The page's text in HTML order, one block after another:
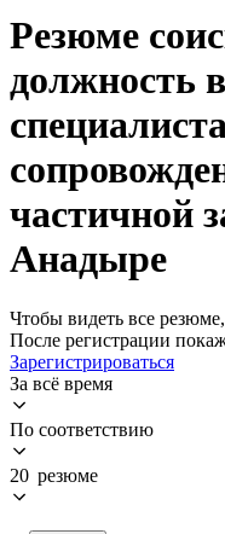
Резюме
должность
частичной
Анадыре
Чтобы видеть все
После регистрации
Зарегистрироваться
За всё время
По соответствию
20 резюме